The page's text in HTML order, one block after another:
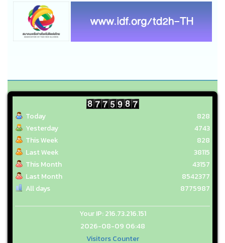
Today
Yesterday
This Week
Last Week
This Month
Last Month
All days
828
4743
828
38115
43157
8542377
8775987
Your IP: 216.73.216.151
2026-08-09 06:48
Visitors Counter